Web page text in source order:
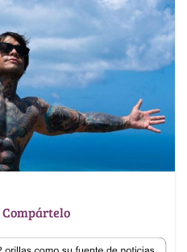
TCompártelo